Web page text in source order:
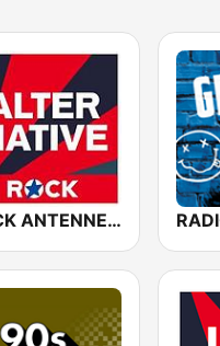
ROCK ANTENNE Alternative